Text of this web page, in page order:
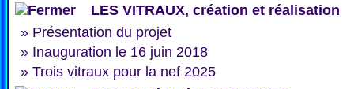
LES VITRAUX, création et réalisation
» Présentation du projet
» Inauguration le 16 juin 2018
» Trois vitraux pour la nef 2025